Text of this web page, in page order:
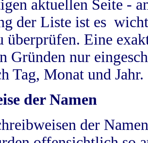
aktuellen Seite -
der Liste ist es
überprüfen. Eine
Gründen nur
Tag, Monat und Jahr.
der Namen
der